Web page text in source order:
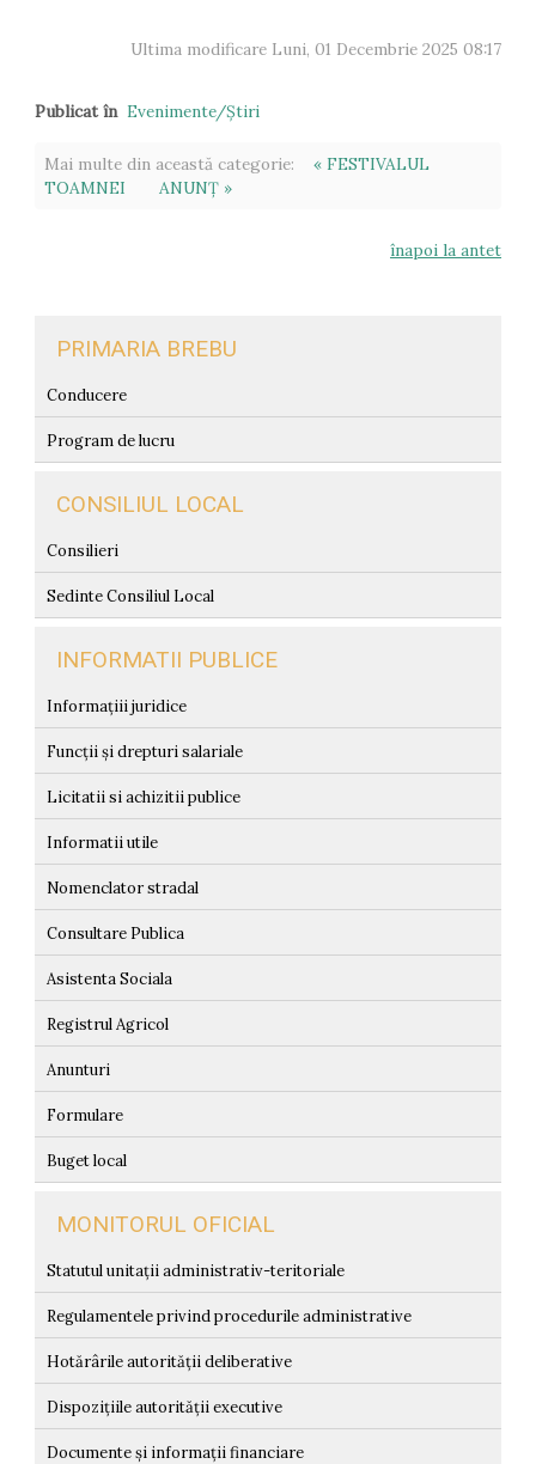
Ultima modificare Luni, 01 Decembrie 2025 08:17
Publicat în Evenimente/Ştiri
Mai multe din această categorie:
« FESTIVALUL
TOAMNEI
ANUNȚ »
înapoi la antet
PRIMARIA BREBU
Conducere
Program de lucru
CONSILIUL LOCAL
Consilieri
Sedinte Consiliul Local
INFORMATII PUBLICE
Informațiii juridice
Funcții și drepturi salariale
Licitatii si achizitii publice
Informatii utile
Nomenclator stradal
Consultare Publica
Asistenta Sociala
Registrul Agricol
Anunturi
Formulare
Buget local
MONITORUL OFICIAL
Statutul unitații administrativ-teritoriale
Regulamentele privind procedurile administrative
Hotărârile autorității deliberative
Dispozițiile autorității executive
Documente și informații financiare